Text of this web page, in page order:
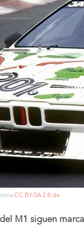
CC BY-SA 2.0 de
del M1 siguen